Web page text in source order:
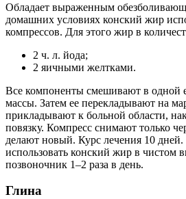
Обладает выраженным
домашних условиях конский жир
компрессов. Для этого жир в
2 ч. л. йода;
2 яичными желтками.
Все компоненты смешивают в одной
массы. Затем ее перекладывают на
прикладывают к больной области,
повязку. Компресс снимают только
делают новый. Курс лечения 10
использовать конский жир в чистом
позвоночник 1–2 раза в день.
Глина